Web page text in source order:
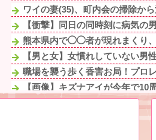
ワイの妻(35)、町内会の掃除か
【衝撃】同日の同時刻に病気の
熊本県内で◯◯者が現れまくり
【男と女】女慣れしていない男
職場を襲う歩く香害お局！プロ
【画像】キズナアイが今年で
早食いしてる奴、マジでヤバイ
【悲報】高市早苗に逆らった財